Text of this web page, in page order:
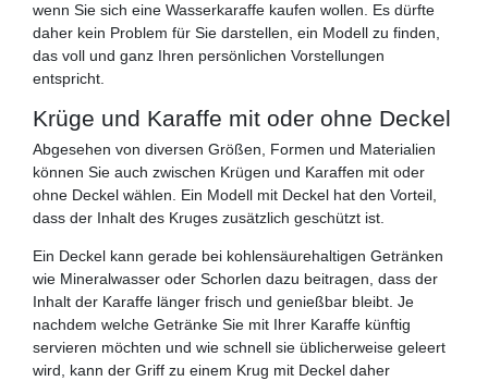
wenn Sie sich eine Wasserkaraffe kaufen wollen. Es dürfte
daher kein Problem für Sie darstellen, ein Modell zu finden,
das voll und ganz Ihren persönlichen Vorstellungen
entspricht.
Krüge und Karaffe mit oder ohne Deckel
Abgesehen von diversen Größen, Formen und Materialien
können Sie auch zwischen Krügen und Karaffen mit oder
ohne Deckel wählen. Ein Modell mit Deckel hat den Vorteil,
dass der Inhalt des Kruges zusätzlich geschützt ist.
Ein Deckel kann gerade bei kohlensäurehaltigen Getränken
wie Mineralwasser oder Schorlen dazu beitragen, dass der
Inhalt der Karaffe länger frisch und genießbar bleibt. Je
nachdem welche Getränke Sie mit Ihrer Karaffe künftig
servieren möchten und wie schnell sie üblicherweise geleert
wird, kann der Griff zu einem Krug mit Deckel daher